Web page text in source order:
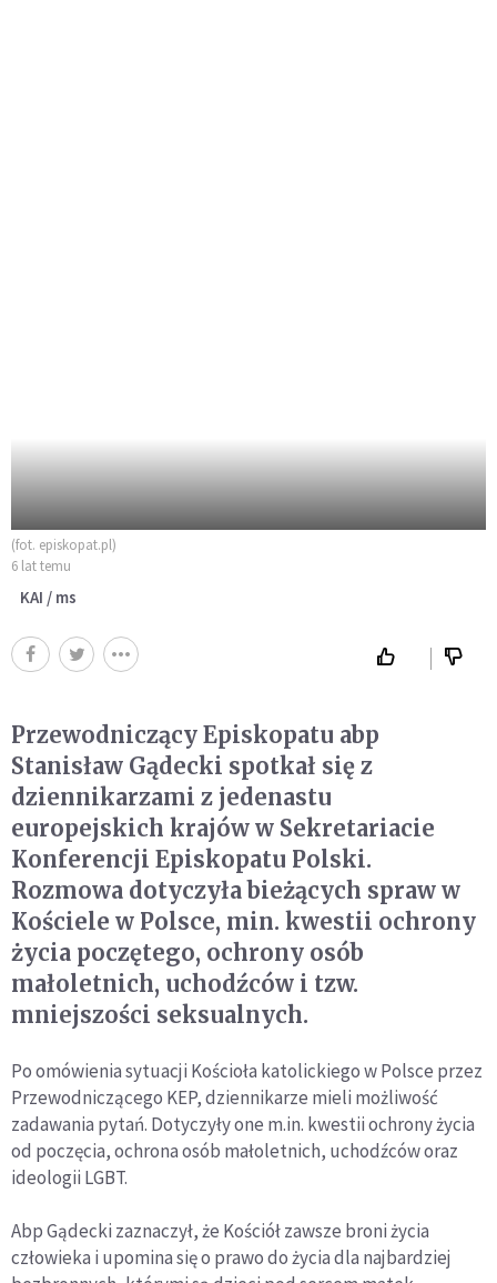
(fot. episkopat.pl)
6 lat temu
KAI / ms
Przewodniczący Episkopatu abp
Stanisław Gądecki spotkał się z
dziennikarzami z jedenastu
europejskich krajów w Sekretariacie
Konferencji Episkopatu Polski.
Rozmowa dotyczyła bieżących spraw w
Kościele w Polsce, min. kwestii ochrony
życia poczętego, ochrony osób
małoletnich, uchodźców i tzw.
mniejszości seksualnych.
Po omówienia sytuacji Kościoła katolickiego w Polsce przez
Przewodniczącego KEP, dziennikarze mieli możliwość
zadawania pytań. Dotyczyły one m.in. kwestii ochrony życia
od poczęcia, ochrona osób małoletnich, uchodźców oraz
ideologii LGBT.
Abp Gądecki zaznaczył, że Kościół zawsze broni życia
człowieka i upomina się o prawo do życia dla najbardziej